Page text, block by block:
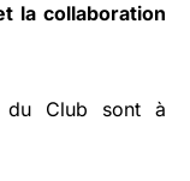
la collaboration
du Club sont à